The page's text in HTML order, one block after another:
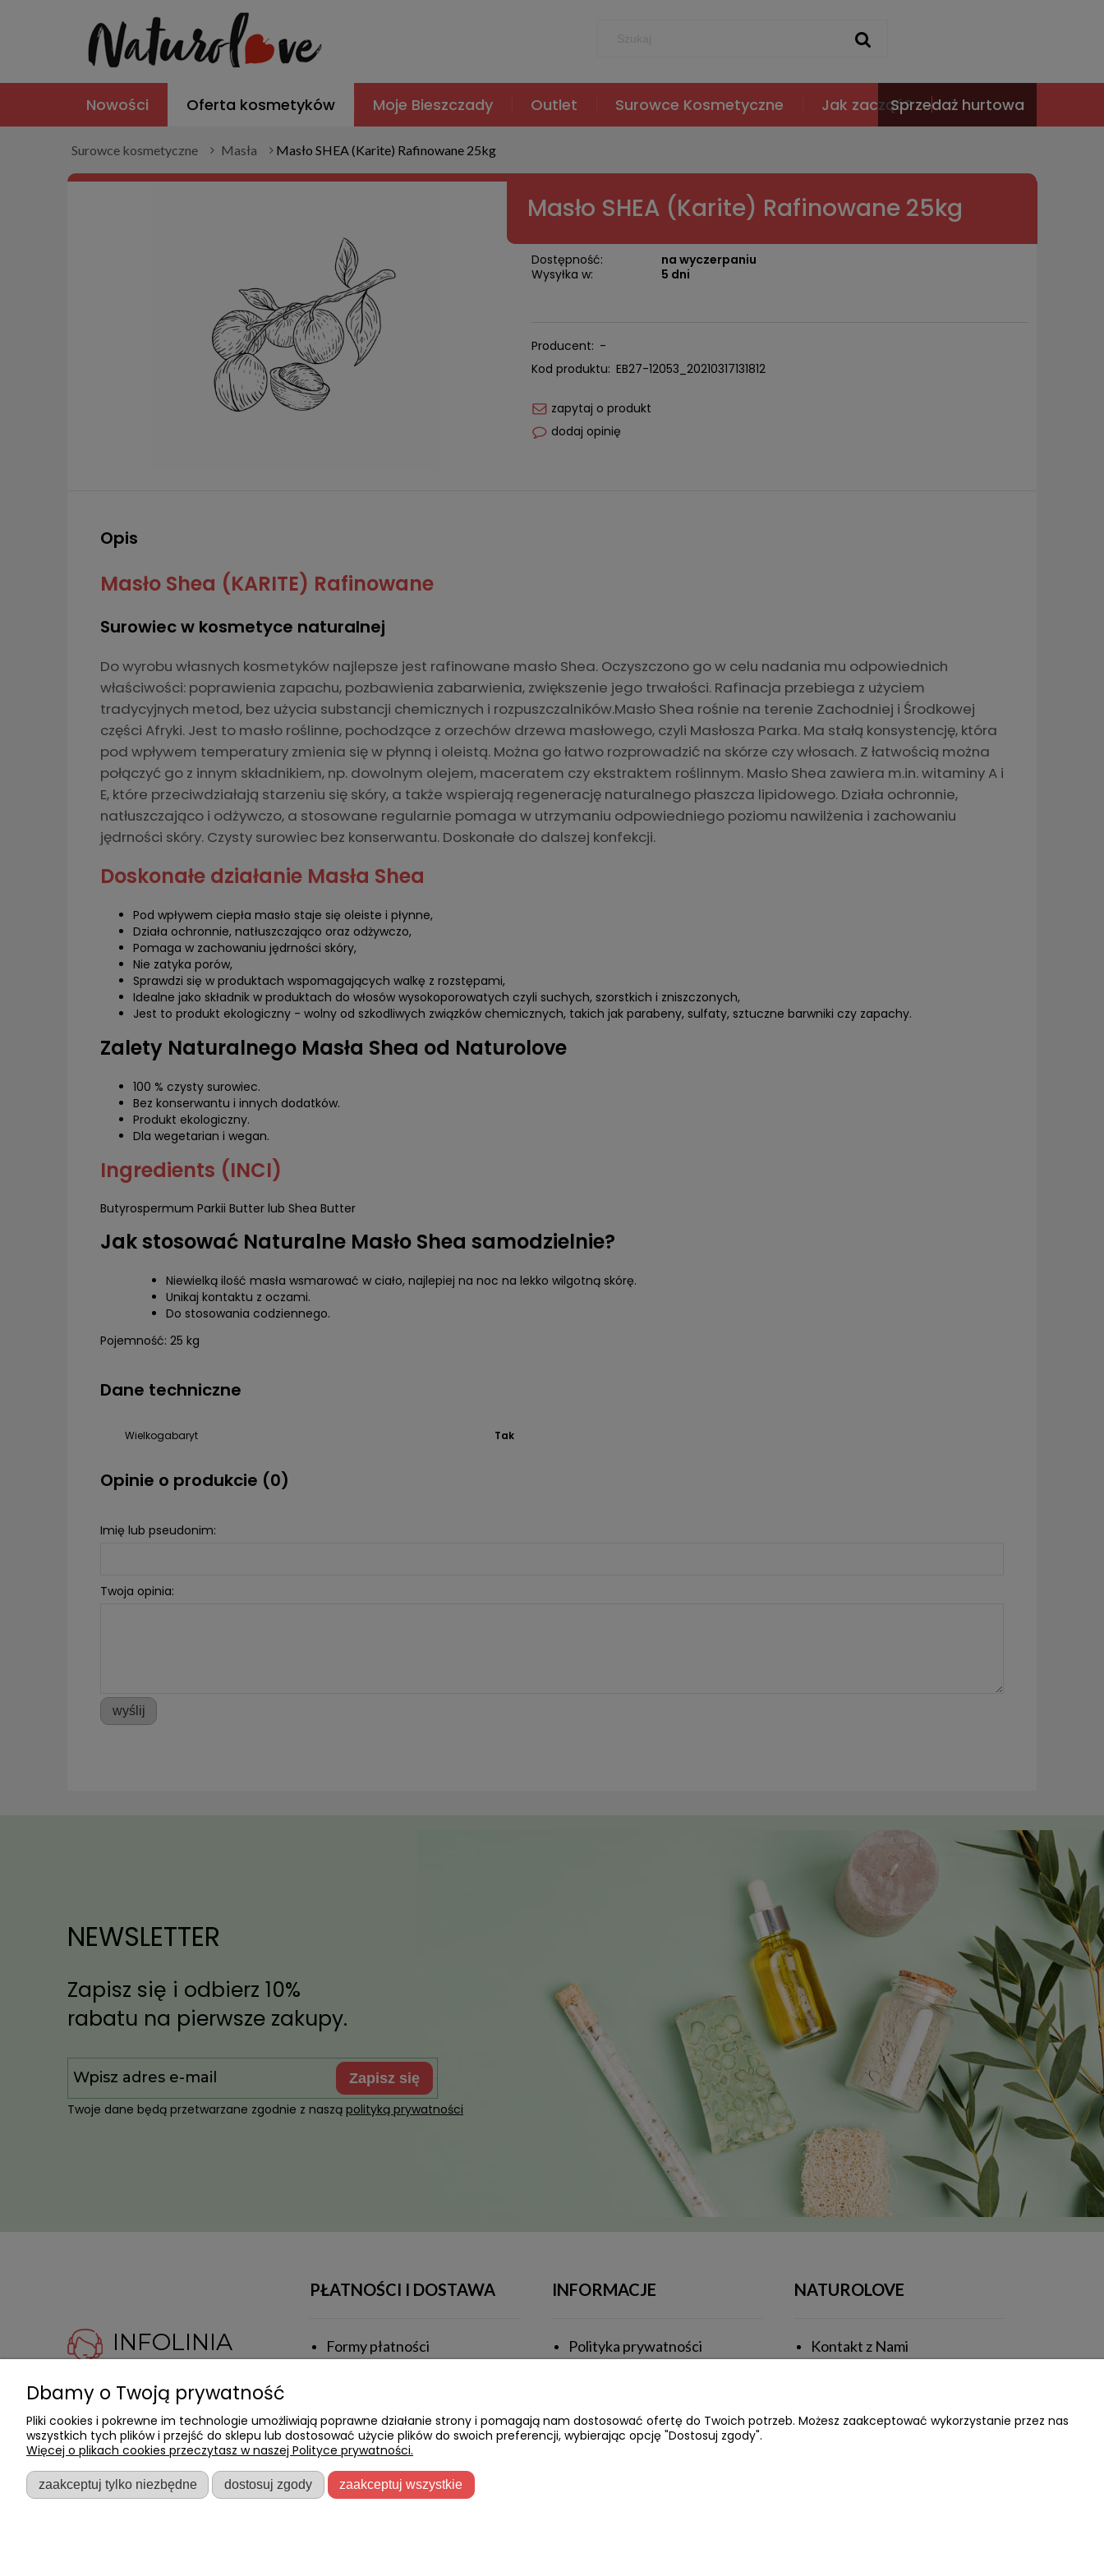
Nowości Oferta kosmetyków Moje Bieszczady Outlet Surowce Kosmetyczne Jak zacząć?Sprzedaż hurtowa
Surowce kosmetyczne Masła Masło SHEA (Karite) Rafinowane 25kg
Masło SHEA (Karite) Rafinowane 25kg
Dostępność:
na wyczerpaniu
Wysyłka w:
5 dni
Producent: -
Kod produktu: EB27-12053_20210317131812
zapytaj o produkt
dodaj opinię
Opis
Masło Shea (KARITE) Rafinowane
Surowiec w kosmetyce naturalnej
Do wyrobu własnych kosmetyków najlepsze jest rafinowane masło Shea. Oczyszczono go w celu nadania mu odpowiednich
właściwości: poprawienia zapachu, pozbawienia zabarwienia, zwiększenie jego trwałości. Rafinacja przebiega z użyciem
tradycyjnych metod, bez użycia substancji chemicznych i rozpuszczalników.Masło Shea rośnie na terenie Zachodniej i Środkowej
części Afryki. Jest to masło roślinne, pochodzące z orzechów drzewa masłowego, czyli Masłosza Parka. Ma stałą konsystencję, która
pod wpływem temperatury zmienia się w płynną i oleistą. Można go łatwo rozprowadzić na skórze czy włosach. Z łatwością można
połączyć go z innym składnikiem, np. dowolnym olejem, maceratem czy ekstraktem roślinnym. Masło Shea zawiera m.in. witaminy A i
E, które przeciwdziałają starzeniu się skóry, a także wspierają regenerację naturalnego płaszcza lipidowego. Działa ochronnie,
natłuszczająco i odżywczo, a stosowane regularnie pomaga w utrzymaniu odpowiedniego poziomu nawilżenia i zachowaniu
jędrności skóry. Czysty surowiec bez konserwantu. Doskonałe do dalszej konfekcji.
Doskonałe działanie Masła Shea
Pod wpływem ciepła masło staje się oleiste i płynne,
Działa ochronnie, natłuszczająco oraz odżywczo,
Pomaga w zachowaniu jędrności skóry,
Nie zatyka porów,
Sprawdzi się w produktach wspomagających walkę z rozstępami,
Idealne jako składnik w produktach do włosów wysokoporowatych czyli suchych, szorstkich i zniszczonych,
Jest to produkt ekologiczny - wolny od szkodliwych związków chemicznych, takich jak parabeny, sulfaty, sztuczne barwniki czy zapachy.
Zalety Naturalnego Masła Shea od Naturolove
100 % czysty surowiec.
Bez konserwantu i innych dodatków.
Produkt ekologiczny.
Dla wegetarian i wegan.
Ingredients (INCI)
Butyrospermum Parkii Butter lub Shea Butter
Jak stosować Naturalne Masło Shea samodzielnie?
Niewielką ilość masła wsmarować w ciało, najlepiej na noc na lekko wilgotną skórę.
Unikaj kontaktu z oczami.
Do stosowania codziennego.
Pojemność: 25 kg
Dane techniczne
Wielkogabaryt Tak
Opinie o produkcie (0)
Imię lub pseudonim:
Twoja opinia:
wyślij
NEWSLETTER
Zapisz się i odbierz 10%
rabatu na pierwsze zakupy.
zapisz się
Twoje dane będą przetwarzane zgodnie z naszą polityką prywatności
INFOLINIA
534-332-740
Zadzwoń do nas, jeśli
potrzebujesz dodatkowych
informacji.
PŁATNOŚCI I DOSTAWA
Formy płatności
INFORMACJE
Polityka prywatności
Zwroty i reklamacje
NATUROLOVE
Kontakt z Nami
Dbamy o Twoją prywatność
Pliki cookies i pokrewne im technologie umożliwiają poprawne działanie strony i pomagają nam dostosować ofertę do Twoich potrzeb. Możesz zaakceptować wykorzystanie przez nas
wszystkich tych plików i przejść do sklepu lub dostosować użycie plików do swoich preferencji, wybierając opcję "Dostosuj zgody".
Więcej o plikach cookies przeczytasz w naszej Polityce prywatności.
zaakceptuj tylko niezbędne dostosuj zgody zaakceptuj wszystkie